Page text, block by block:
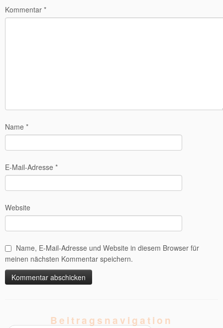
Kommentar *
Name *
E-Mail-Adresse *
Website
Name, E-Mail-Adresse und Website in diesem Browser für
meinen nächsten Kommentar speichern.
Beitragsnavigation